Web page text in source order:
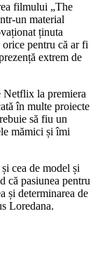
filmului „The
un material
ținuta
orice pentru că ar fi
extrem de
Netflix la premiera
în multe proiecte
să fiu un
mămici și îmi
cea de model și
că pasiunea pentru
și determinarea de
Loredana.